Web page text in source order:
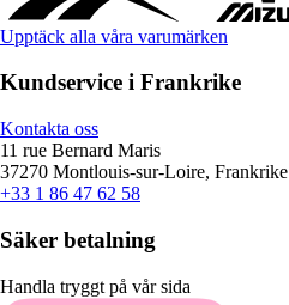
Upptäck alla våra varumärken
Kundservice i Frankrike
Kontakta oss
11 rue Bernard Maris
37270 Montlouis-sur-Loire, Frankrike
+33 1 86 47 62 58
Säker betalning
Handla tryggt på vår sida